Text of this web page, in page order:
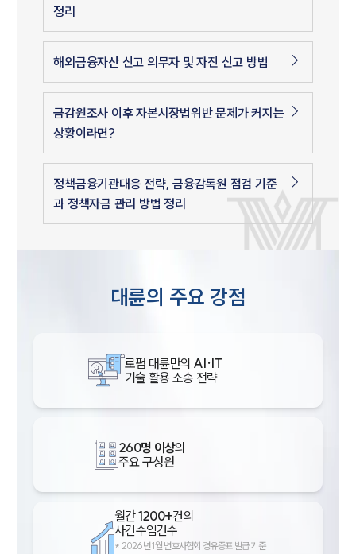
정리
해외금융자산 신고 의무자 및 자진 신고 방법
금감원조사 이후 자본시장법위반 문제가 커지는
상황이라면?
정책금융기관대응 전략, 금융감독원 점검 기준
과 정책자금 관리 방법 정리
대륜의 주요 강점
로펌 대륜만의 AI·IT
기술 활용 소송 전략
260명 이상의
주요 구성원
월간1200+건의
사건수임건수
* 2026년 1월 변호사협회 경유증표 발급 기준